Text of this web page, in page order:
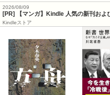
2026/08/09
[PR] 【マンガ】Kindle 人気の新刊およ
Kindleストア